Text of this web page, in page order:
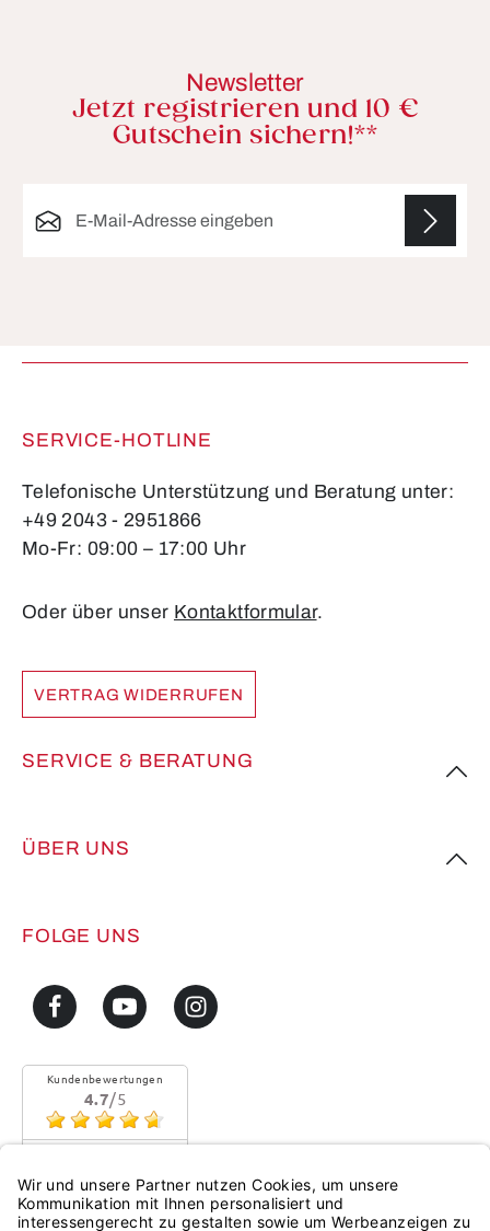
Newsletter
Jetzt registrieren und 10 €
Gutschein sichern!**
SERVICE-HOTLINE
Telefonische Unterstützung und Beratung unter:
+49 2043 - 2951866
Mo-Fr: 09:00 – 17:00 Uhr
Oder über unser Kontaktformular.
VERTRAG WIDERRUFEN
SERVICE & BERATUNG
ÜBER UNS
FOLGE UNS
Kundenbewertungen
4.7/5